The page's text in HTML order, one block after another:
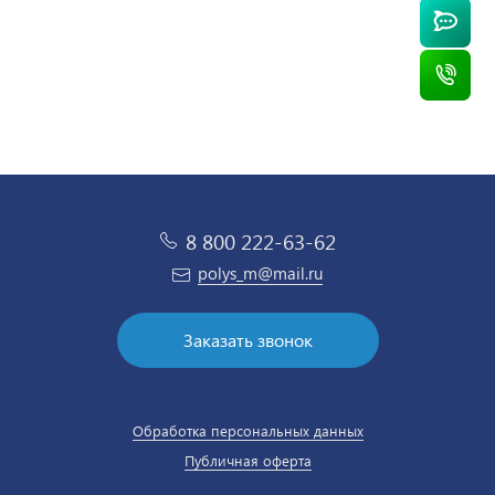
8 800 222-63-62
polys_m@mail.ru
Заказать звонок
Обработка персональных данных
Публичная оферта